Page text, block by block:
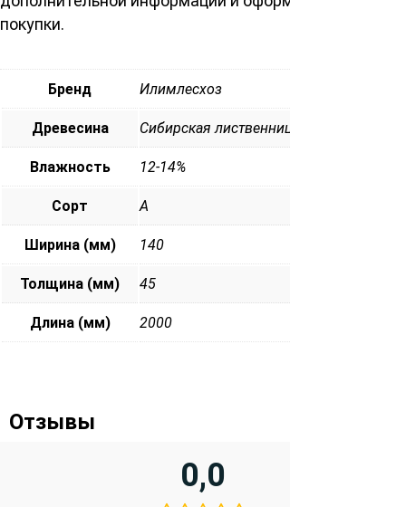
покупки.
Бренд Илимлесхоз
Древесина Сибирская лиственница
Влажность 12-14%
Сорт А
Ширина (мм) 140
Толщина (мм) 45
Длина (мм) 2000
Отзывы
0,0